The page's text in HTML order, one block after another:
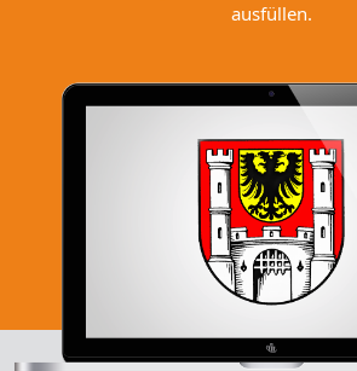
ausfüllen.